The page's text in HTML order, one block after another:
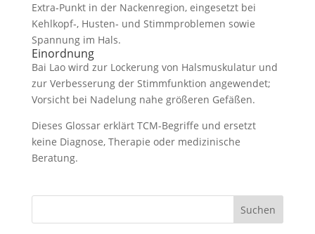
Extra‑Punkt in der Nackenregion, eingesetzt bei
Kehlkopf‑, Husten‑ und Stimmproblemen sowie
Spannung im Hals.
Einordnung
Bai Lao wird zur Lockerung von Halsmuskulatur und
zur Verbesserung der Stimmfunktion angewendet;
Vorsicht bei Nadelung nahe größeren Gefäßen.
Dieses Glossar erklärt TCM-Begriffe und ersetzt
keine Diagnose, Therapie oder medizinische
Beratung.